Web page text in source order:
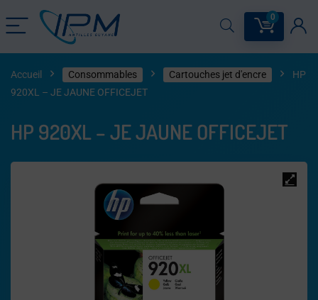
0
Accueil Consommables Cartouches jet d'encre
HP
920XL – JE JAUNE OFFICEJET
HP 920XL – JE JAUNE OFFICEJET